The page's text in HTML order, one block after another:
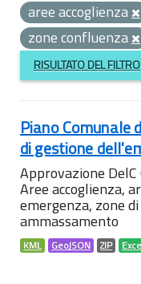
aree accoglienza
zone confluenza
RISULTATO DEL FILTRO
Piano Comunale
di gestione
Approvazione
Aree accoglienza,
emergenza, zone
ammassamento
KML GeoJSON ZIP